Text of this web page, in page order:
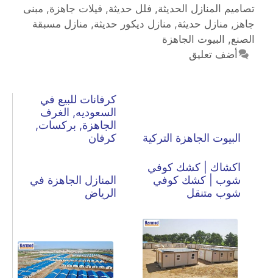
تصاميم المنازل الحديثة, فلل حديثة, فيلات جاهزة, مبنى
جاهز , منازل حديثة, منازل ديكور حديثة, منازل مسبقة
الصنع,
أضف تعليق
البيوت الجاهزة التركية
كرفانات للبيع في
السعوديه, الغرف
الجاهزة, بركسات,
كرفان
اكشاك | كشك كوفي
شوب | كشك كوفي
شوب متنقل
المنازل الجاهزة في
الرياض